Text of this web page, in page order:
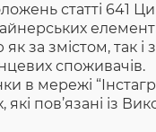
статті 641
змістом, так і
споживачів.
в мережі
які пов’язані